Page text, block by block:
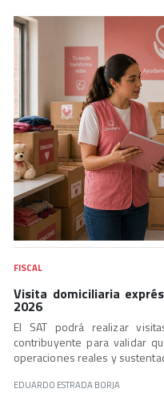
FISCAL
Visita domiciliaria
2026
El SAT podrá realizar
contribuyente para validar
operaciones reales y
EDUARDO ESTRADA BORJA